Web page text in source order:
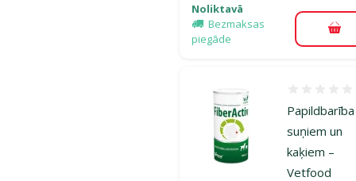
Noliktavā
Bezmaksas
piegāde
Papildbarība
suņiem un
kaķiem –
Vetfood